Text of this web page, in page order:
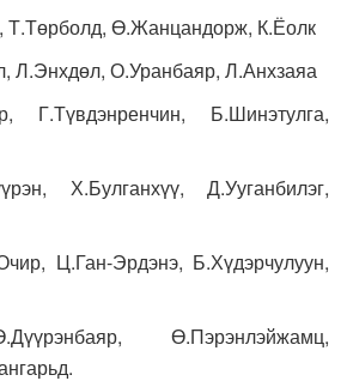
Т.Төрболд, Ө.Жанцандорж, К.Ёолк
Л.Энхдөл, О.Уранбаяр, Л.Анхзаяа
Б.Шинэтулга,
Х.Булганхүү, Д.Ууганбилэг,
Ц.Ган-Эрдэнэ, Б.Хүдэрчулуун,
Ө.Пэрэнлэйжамц,